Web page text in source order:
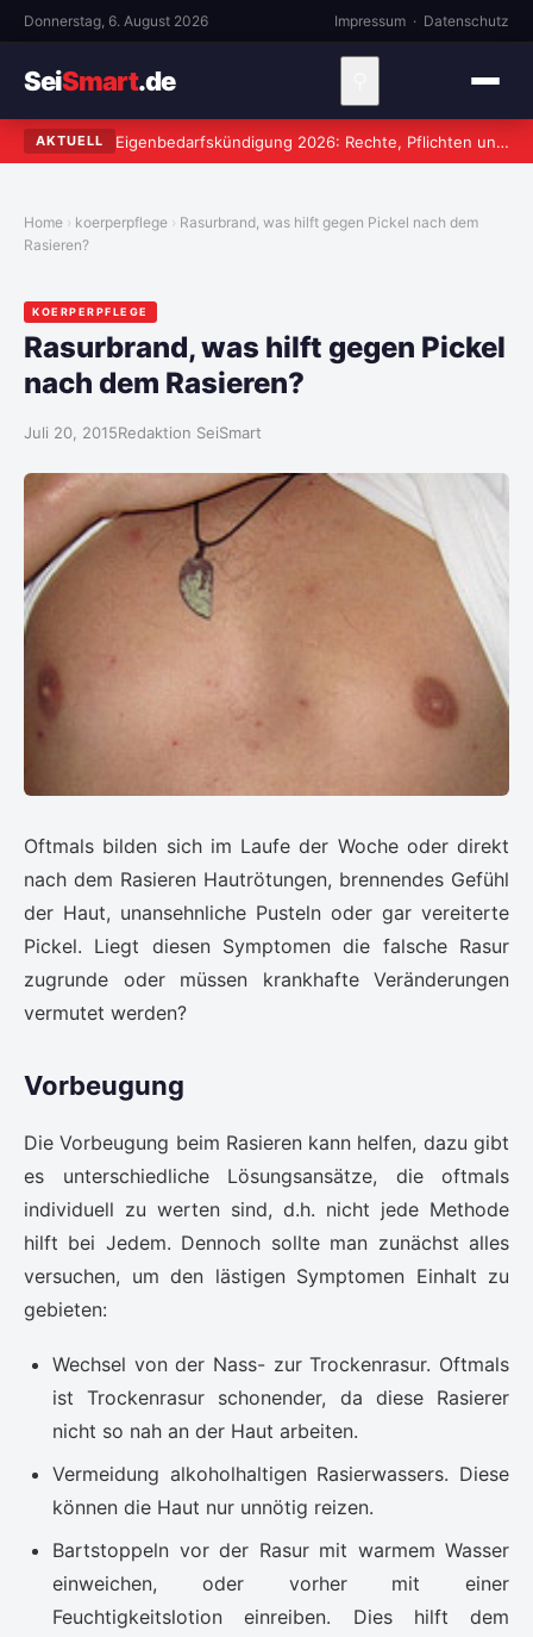
Donnerstag, 6. August 2026 Impressum · Datenschutz
SeiSmart.de
AKTUELL Eigenbedarfskündigung 2026: Rechte, Pflichten und häufige Fehler
Home koerperpflege
Rasurbrand, was hilft gegen Pickel nach dem
Rasieren?
KOERPERPFLEGE
Rasurbrand, was hilft gegen Pickel
nach dem Rasieren?
Juli 20, 2015Redaktion SeiSmart
Oftmals bilden sich im Laufe der Woche oder direkt
nach dem Rasieren Hautrötungen, brennendes Gefühl
der Haut, unansehnliche Pusteln oder gar vereiterte
Pickel. Liegt diesen Symptomen die falsche Rasur
zugrunde oder müssen krankhafte Veränderungen
vermutet werden?
Vorbeugung
Die Vorbeugung beim Rasieren kann helfen, dazu gibt
es unterschiedliche Lösungsansätze, die oftmals
individuell zu werten sind, d.h. nicht jede Methode
hilft bei Jedem. Dennoch sollte man zunächst alles
versuchen, um den lästigen Symptomen Einhalt zu
gebieten:
Wechsel von der Nass- zur Trockenrasur. Oftmals
ist Trockenrasur schonender, da diese Rasierer
nicht so nah an der Haut arbeiten.
Vermeidung alkoholhaltigen Rasierwassers. Diese
können die Haut nur unnötig reizen.
Bartstoppeln vor der Rasur mit warmem Wasser
einweichen, oder vorher mit einer
Feuchtigkeitslotion einreiben. Dies hilft dem